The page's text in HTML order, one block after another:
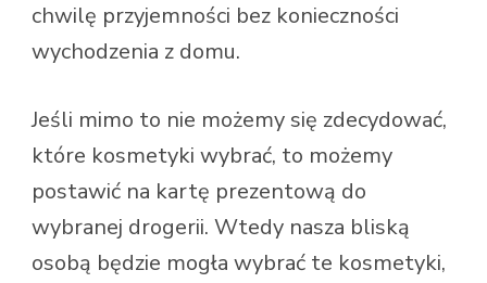
chwilę przyjemności bez konieczności
wychodzenia z domu.
Jeśli mimo to nie możemy się zdecydować,
które kosmetyki wybrać, to możemy
postawić na kartę prezentową do
wybranej drogerii. Wtedy nasza bliską
osobą będzie mogła wybrać te kosmetyki,